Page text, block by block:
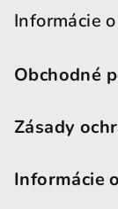
Informácie
Obchodné
Zásady
Informácie